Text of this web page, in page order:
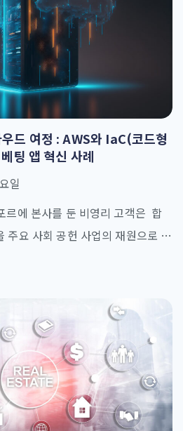
드 여정 : AWS와 IaC(코드형
팅 앱 혁신 사례
일
르에 본사를 둔 비영리 고객은 합
주요 사회 공헌 사업의 재원으로 활
온프레미스 기반의 온라인 베팅 애
자동화 제약이 사업 지속성에 걸
습니다. 이에 기존 시스템을 혁신하
스 통합을 추진하게 되었고, [...]